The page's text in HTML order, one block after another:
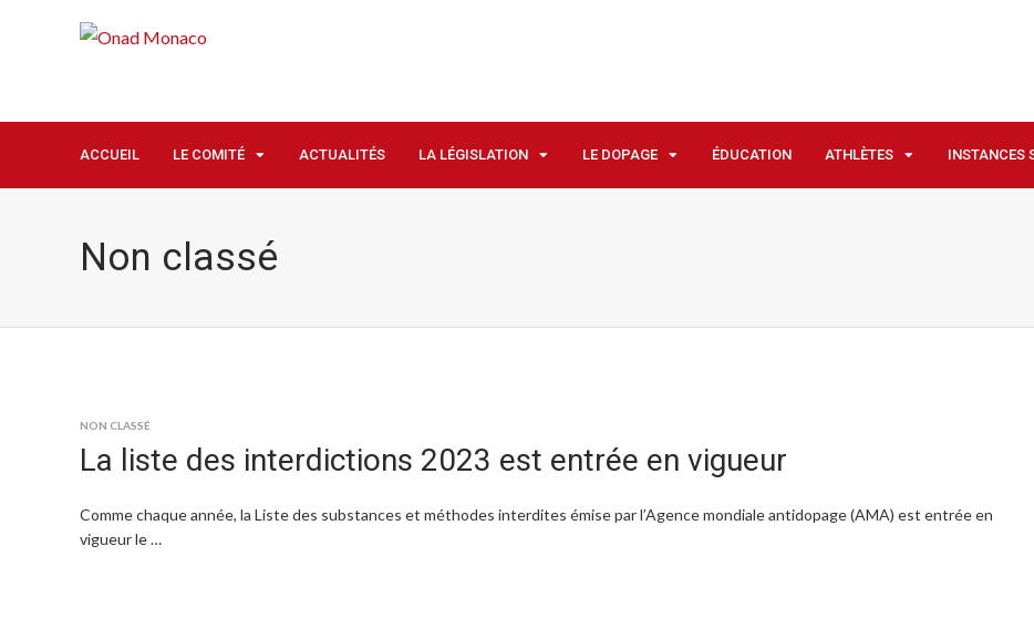
ACCUEIL LE COMITÉ ACTUALITÉS LA LÉGISLATION LE DOPAGE ÉDUCATION ATHLÈTES INSTANCES
Non classé
NON CLASSÉ
La liste des interdictions 2023 est entrée en vigueur
Comme chaque année, la Liste des substances et méthodes interdites émise par l’Agence mondiale antidopage (AMA) est entrée en
vigueur le …